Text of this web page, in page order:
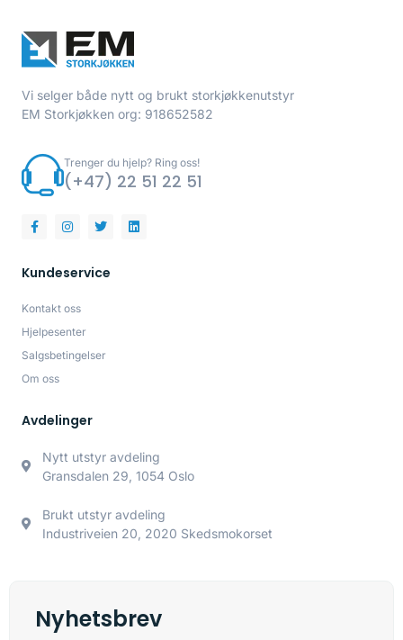
Vi selger både nytt og brukt storkjøkkenutstyr
EM Storkjøkken org: 918652582
Trenger du hjelp? Ring oss!
(+47) 22 51 22 51
Kundeservice
Kontakt oss
Hjelpesenter
Salgsbetingelser
Om oss
Avdelinger
Nytt utstyr avdeling
Gransdalen 29, 1054 Oslo
Brukt utstyr avdeling
Industriveien 20, 2020 Skedsmokorset
Nyhetsbrev